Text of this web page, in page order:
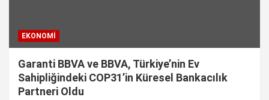
EKONOMI
Garanti BBVA ve BBVA, Türkiye’nin Ev
Sahipliğindeki COP31’in Küresel Bankacılık
Partneri Oldu